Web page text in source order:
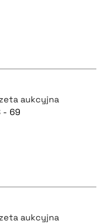
aukcyjna
- 69
aukcyjna